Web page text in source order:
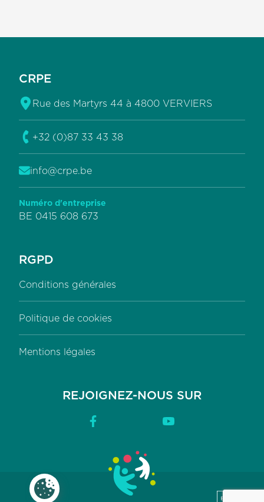
CRPE
Voir l'adresse
Rue des Martyrs 44 à 4800 VERVIERS
sur Google Maps
Téléphoner au
+32 (0)87 33 43 38
Envoyer un mal à
info@crpe.be
Numéro d'entreprise
BE 0415 608 673
RGPD
Conditions générales
Politique de cookies
Mentions légales
REJOIGNEZ-NOUS SUR
Facebook YouTube
Paramètres des cookies